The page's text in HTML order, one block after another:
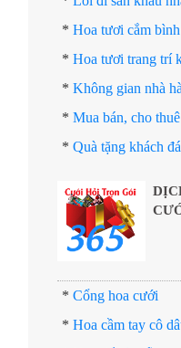
* Hoa tươi cắm
* Hoa tươi trang trí
* Không gian nhà
* Mua bán, cho
* Quà tặng khách
* Cổng hoa cưới
* Hoa cầm tay cô